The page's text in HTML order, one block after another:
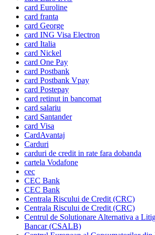
card Euroline
card franta
card George
card ING Visa Electron
card Italia
card Nickel
card One Pay
card Postbank
card Postbank Vpay
card Postepay
card retinut in bancomat
card salariu
card Santander
card Visa
CardAvantaj
Carduri
carduri de credit in rate fara dobanda
cartela Vodafone
cec
CEC Bank
CEC Bank
Centrala Riscului de Credit (CRC)
Centrala Riscului de Credit (CRC)
Centrul de Solutionare Alternativa a
Bancar (CSALB)